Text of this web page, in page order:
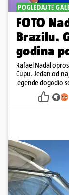
POGLEDAJTE
FOTO
Brazilu.
godina
Rafael Nadal
Cupu. Jedan od
legende dogodio
pažnju odvlačila